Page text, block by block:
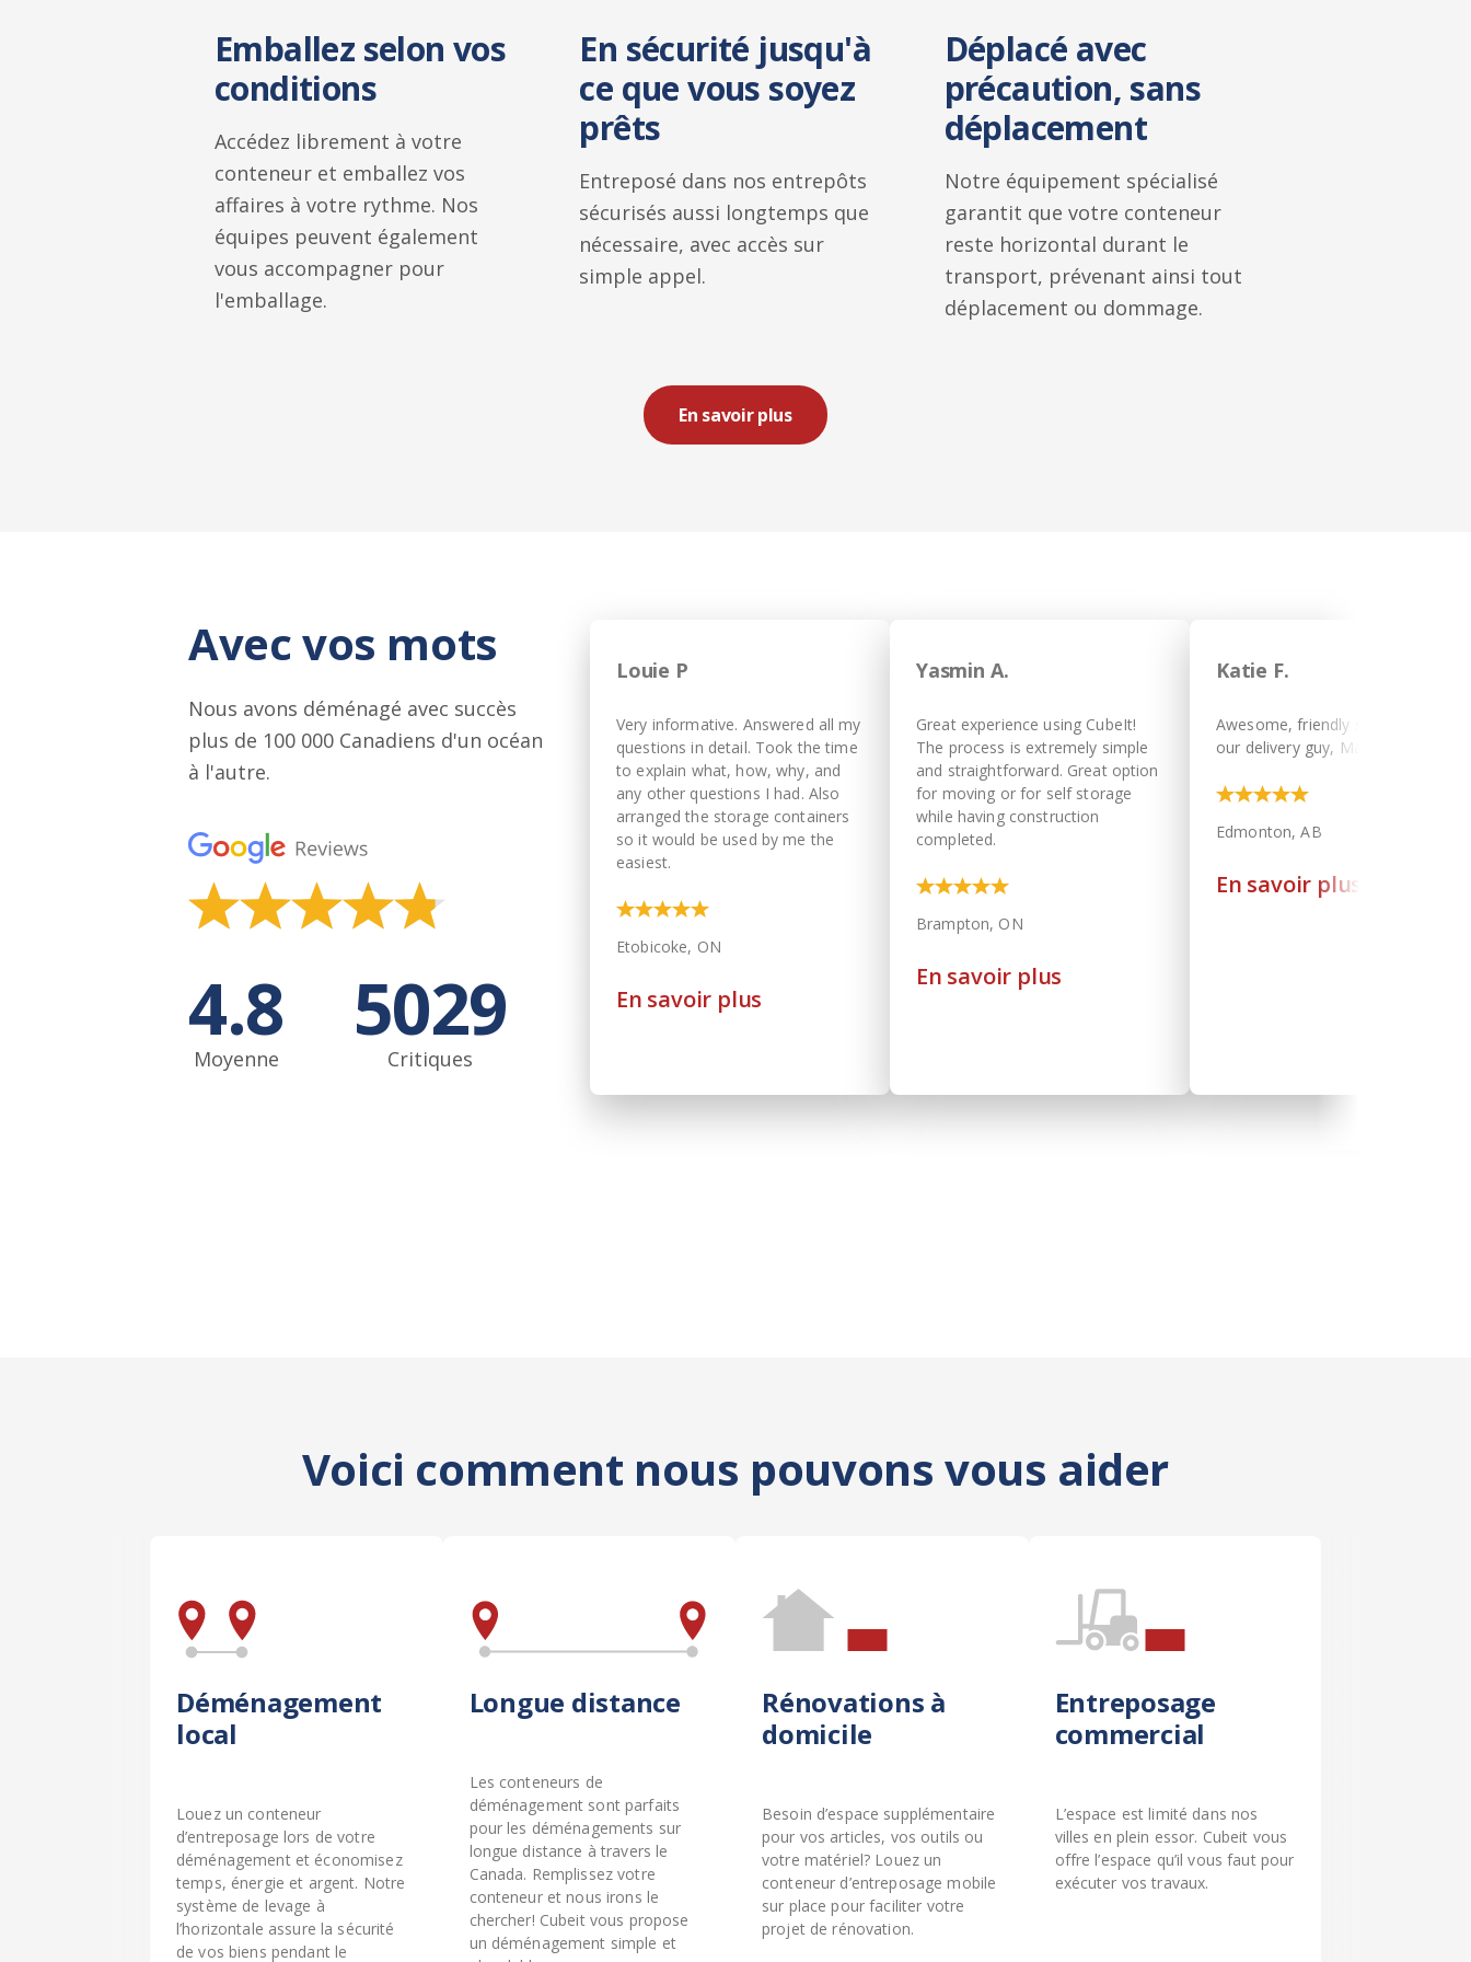
Emballez selon vos
conditions
Accédez librement à votre
conteneur et emballez vos
affaires à votre rythme. Nos
équipes peuvent également
vous accompagner pour
l'emballage.
En sécurité jusqu'à
ce que vous soyez
prêts
Entreposé dans nos entrepôts
sécurisés aussi longtemps que
nécessaire, avec accès sur
simple appel.
Déplacé avec
précaution, sans
déplacement
Notre équipement spécialisé
garantit que votre conteneur
reste horizontal durant le
transport, prévenant ainsi tout
déplacement ou dommage.
En savoir plus
Avec vos mots
Nous avons déménagé avec succès
plus de 100 000 Canadiens d'un océan
à l'autre.
4.8
Moyenne
5029
Critiques
Louie P
Very informative. Answered all my
questions in detail. Took the time
to explain what, how, why, and
any other questions I had. Also
arranged the storage containers
so it would be used by me the
easiest.
Etobicoke, ON
En savoir plus
Yasmin A.
Great experience using CubeIt!
The process is extremely simple
and straightforward. Great option
for moving or for self storage
while having construction
completed.
Brampton, ON
En savoir plus
Katie F.
Awesome, friendly service from
our delivery guy, Matt!
Edmonton, AB
En savoir plus
Voici comment nous pouvons vous aider
Déménagement
local
Louez un conteneur
d’entreposage lors de votre
déménagement et économisez
temps, énergie et argent. Notre
système de levage à
l’horizontale assure la sécurité
de vos biens pendant le
Longue distance
Les conteneurs de
déménagement sont parfaits
pour les déménagements sur
longue distance à travers le
Canada. Remplissez votre
conteneur et nous irons le
chercher! Cubeit vous propose
un déménagement simple et
Rénovations à
domicile
Besoin d’espace supplémentaire
pour vos articles, vos outils ou
votre matériel? Louez un
conteneur d’entreposage mobile
sur place pour faciliter votre
projet de rénovation.
Entreposage
commercial
L’espace est limité dans nos
villes en plein essor. Cubeit vous
offre l’espace qu’il vous faut pour
exécuter vos travaux.